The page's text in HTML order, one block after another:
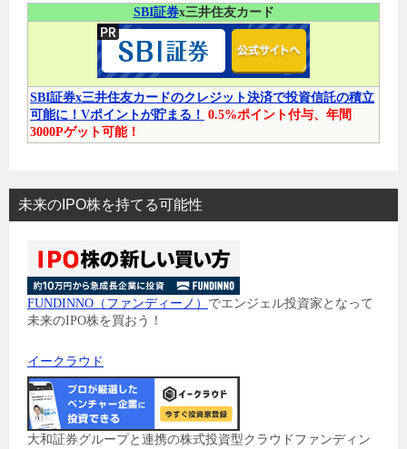
SBI証券x三井住友カード
SBI証券x三井住友カードのクレジット決済で投資信託の積立
可能に！Vポイントが貯まる！ 0.5%ポイント付与、年間
3000Pゲット可能！
未来のIPO株を持てる可能性
FUNDINNO（ファンディーノ） でエンジェル投資家となって
未来のIPO株を買おう！
イークラウド
大和証券グループと連携の株式投資型クラウドファンディン